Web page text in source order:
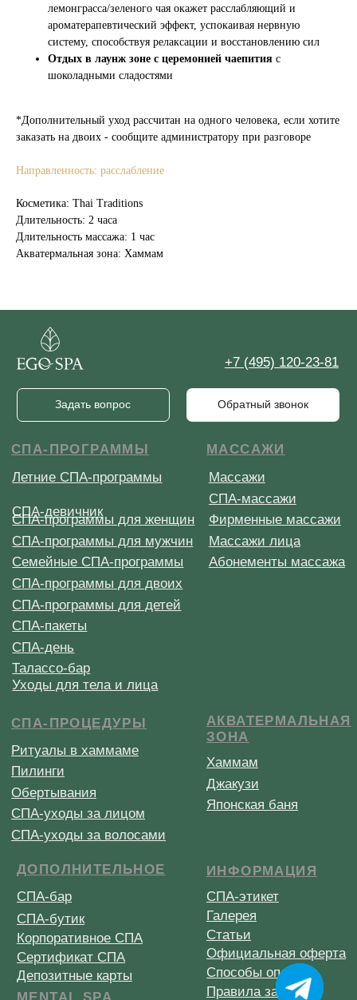
Меню
лемонграсса/зеленого чая окажет расслабляющий и
ароматерапевтический эффект, успокаивая нервную
систему, способствуя релаксации и восстановлению сил
Отдых в лаунж зоне с церемонией чаепития с
шоколадными сладостями
*Дополнительный уход рассчитан на одного человека, если хотите
заказать на двоих - сообщите администратору при разговоре
Направленность: расслабление
Косметика: Thai Traditions
Длительность: 2 часа
Длительность массажа: 1 час
Акватермальная зона: Хаммам
СПА-девичник
СПА-программы для женщин
СПА-программы для мужчин
Семейные СПА-программы
СПА-пакеты
СПА-день
Ритуалы в хаммаме
Пилинги
Обертывания
СПА-уходы за лицом
СПА-бар
СПА-бутик
Корпоративное СПА
Сертификат СПА
Депозитные карты
Летние СПА-программы
Массажи
СПА-массажи
Фирменные массажи
Массажи лица
Абонементы массажа
СПА-этикет
Контакты